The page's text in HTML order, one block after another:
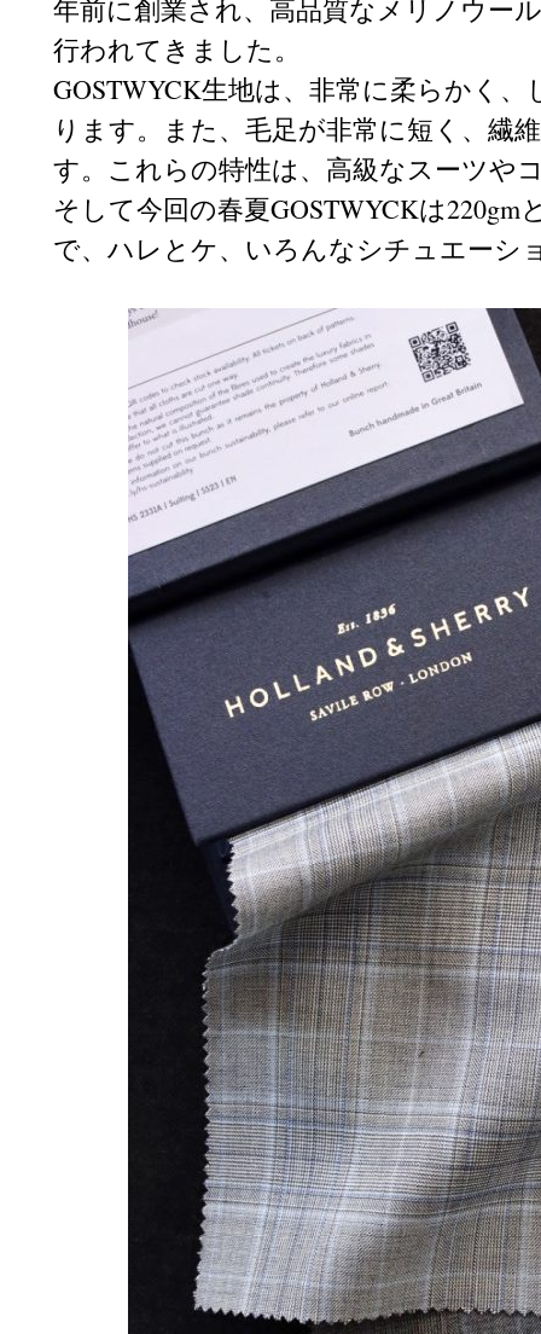
年前に創業され、高品質なメリノウー
行われてきました。
GOSTWYCK生地は、非常に柔らかく
ります。また、毛足が非常に短く、繊
す。これらの特性は、高級なスーツや
そして今回の春夏GOSTWYCKは
で、ハレとケ、いろんなシチュエーシ